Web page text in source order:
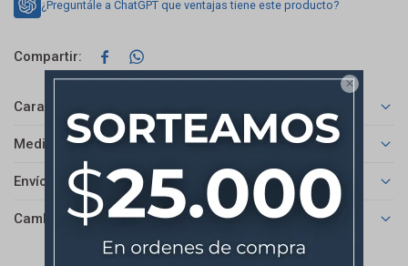

¿Preguntále a ChatGPT que ventajas tiene este producto?
 
Características
Medios de pago
Envíos
Cambios y Devoluciones